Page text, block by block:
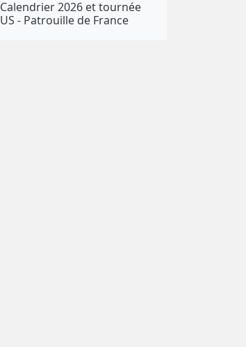
Calendrier 2026 et tournée
US - Patrouille de France